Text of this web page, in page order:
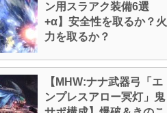
ン用スラアク装備6選
+α】安全性を取るか？火
力を取るか？
【MHW:ナナ武器弓「エ
ンプレスアロー冥灯」鬼